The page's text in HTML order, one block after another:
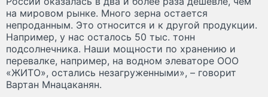
на мировом рынке. Много зерна остается
непроданным. Это относится и к другой продукции.
Например, у нас осталось 50 тыс. тонн
подсолнечника. Наши мощности по хранению и
перевалке, например, на водном элеваторе ООО
«ЖИТО», остались незагруженными», – говорит
Вартан Мнацаканян.